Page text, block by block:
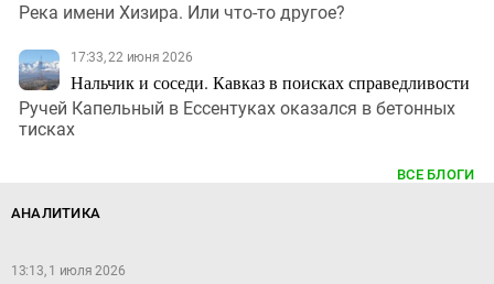
Река имени Хизира. Или что-то другое?
17:33, 22 июня 2026
Нальчик и соседи. Кавказ в поисках справедливости
Ручей Капельный в Ессентуках оказался в бетонных
тисках
ВСЕ БЛОГИ
АНАЛИТИКА
13:13, 1 июля 2026